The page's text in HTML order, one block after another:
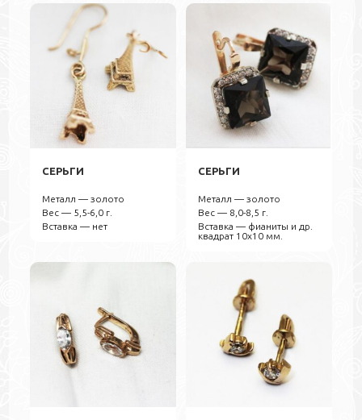
СЕРЬГИ
Металл — золото
Вес — 5,5-6,0 г.
Вставка — нет
СЕРЬГИ
Металл — золото
Вес — 8,0-8,5 г.
Вставка — фианиты и др.
квадрат 10х10 мм.